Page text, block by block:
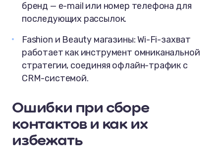
бренд — e-mail или номер телефона для
последующих рассылок.
Fashion и Beauty магазины: Wi-Fi-захват
работает как инструмент омниканальной
стратегии, соединяя офлайн-трафик с
CRM-системой.
Ошибки при сборе
контактов и как их
избежать